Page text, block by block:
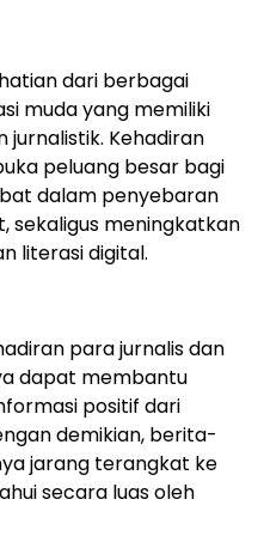
dari berbagai
muda yang memiliki
jurnalistik. Kehadiran
peluang besar bagi
dalam penyebaran
sekaligus meningkatkan
literasi digital.
para jurnalis dan
dapat membantu
positif dari
demikian, berita-
jarang terangkat ke
secara luas oleh